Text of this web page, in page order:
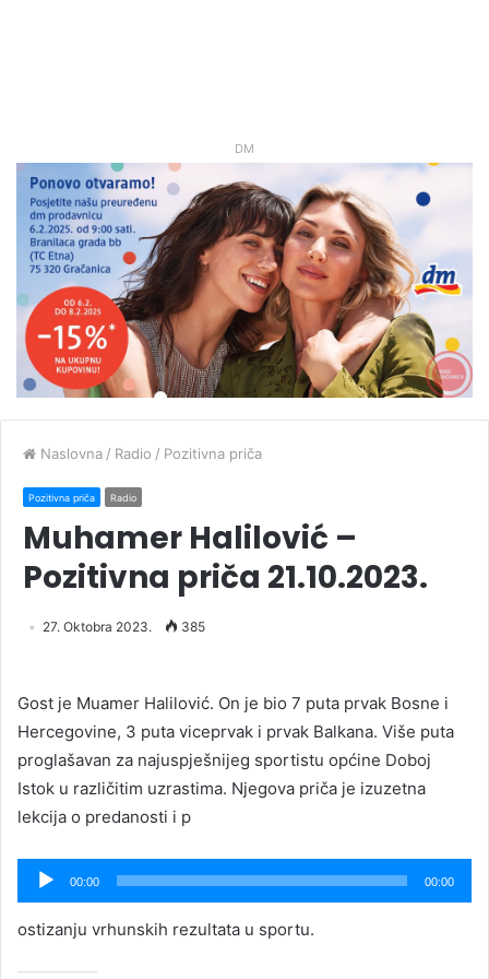
DM
Naslovna / Radio / Pozitivna priča
Pozitivna priča Radio
Muhamer Halilović –
Pozitivna priča 21.10.2023.
27. Oktobra 2023. 385
Gost je Muamer Halilović. On je bio 7 puta prvak Bosne i
Hercegovine, 3 puta viceprvak i prvak Balkana. Više puta
proglašavan za najuspješnijeg sportistu općine Doboj
Istok u različitim uzrastima. Njegova priča je izuzetna
lekcija o predanosti i p
Audio
Player
00:00 00:00
ostizanju vrhunskih rezultata u sportu.